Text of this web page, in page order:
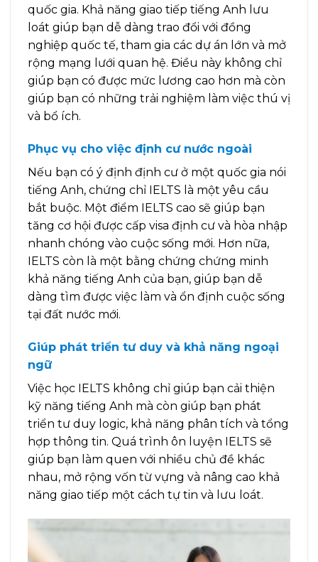
quốc gia. Khả năng giao tiếp tiếng Anh lưu
loát giúp bạn dễ dàng trao đổi với đồng
nghiệp quốc tế, tham gia các dự án lớn và mở
rộng mạng lưới quan hệ. Điều này không chỉ
giúp bạn có được mức lương cao hơn mà còn
giúp bạn có những trải nghiệm làm việc thú vị
và bổ ích.
Phục vụ cho việc định cư nước ngoài
Nếu bạn có ý định định cư ở một quốc gia nói
tiếng Anh, chứng chỉ IELTS là một yêu cầu
bắt buộc. Một điểm IELTS cao sẽ giúp bạn
tăng cơ hội được cấp visa định cư và hòa nhập
nhanh chóng vào cuộc sống mới. Hơn nữa,
IELTS còn là một bằng chứng chứng minh
khả năng tiếng Anh của bạn, giúp bạn dễ
dàng tìm được việc làm và ổn định cuộc sống
tại đất nước mới.
Giúp phát triển tư duy và khả năng ngoại
ngữ
Việc học IELTS không chỉ giúp bạn cải thiện
kỹ năng tiếng Anh mà còn giúp bạn phát
triển tư duy logic, khả năng phân tích và tổng
hợp thông tin. Quá trình ôn luyện IELTS sẽ
giúp bạn làm quen với nhiều chủ đề khác
nhau, mở rộng vốn từ vựng và nâng cao khả
năng giao tiếp một cách tự tin và lưu loát.